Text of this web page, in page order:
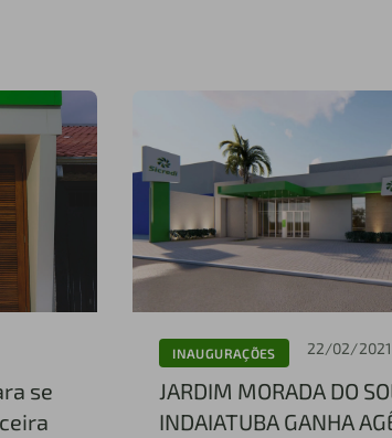
se
INAUGURAÇÕES 22/02/2021
JARDIM MORADA DO
INDAIATUBA GANHA